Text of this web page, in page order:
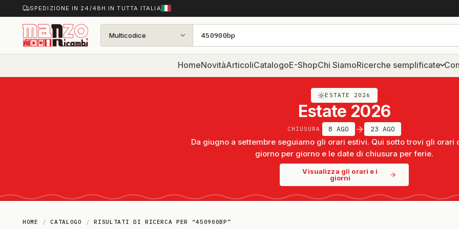
SPEDIZIONE IN 24/48H IN TUTTA ITALIA
Multicodice
HomeNovitàArticoliCatalogoE-ShopChi SiamoRicerche semplificate
ESTATE 2026
Estate 2026
CHIUSURA 8 AGO 23 AGO
Da giugno a settembre seguiamo gli orari estivi. Qui sotto trovi gli orari
giorno per giorno e le date di chiusura per ferie.
Visualizza gli orari e i
giorni
HOME / CATALOGO / RISULTATI DI RICERCA PER “450900BP”